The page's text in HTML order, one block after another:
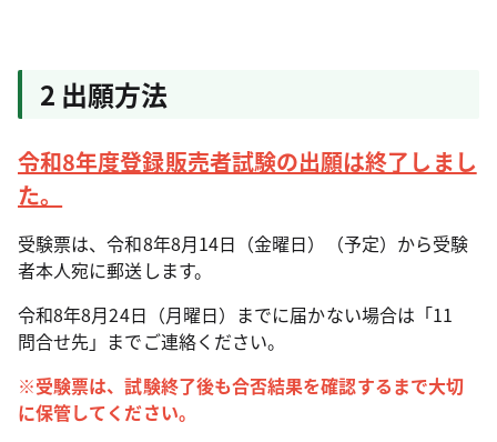
2 出願方法
令和8年度登録販売者試験の出願は終了しまし
た。
受験票は、令和8年8月14日（金曜日）（予定）から受験
者本人宛に郵送します。
令和8年8月24日（月曜日）までに届かない場合は「11
問合せ先」までご連絡ください。
※受験票は、試験終了後も合否結果を確認するまで大切
に保管してください。